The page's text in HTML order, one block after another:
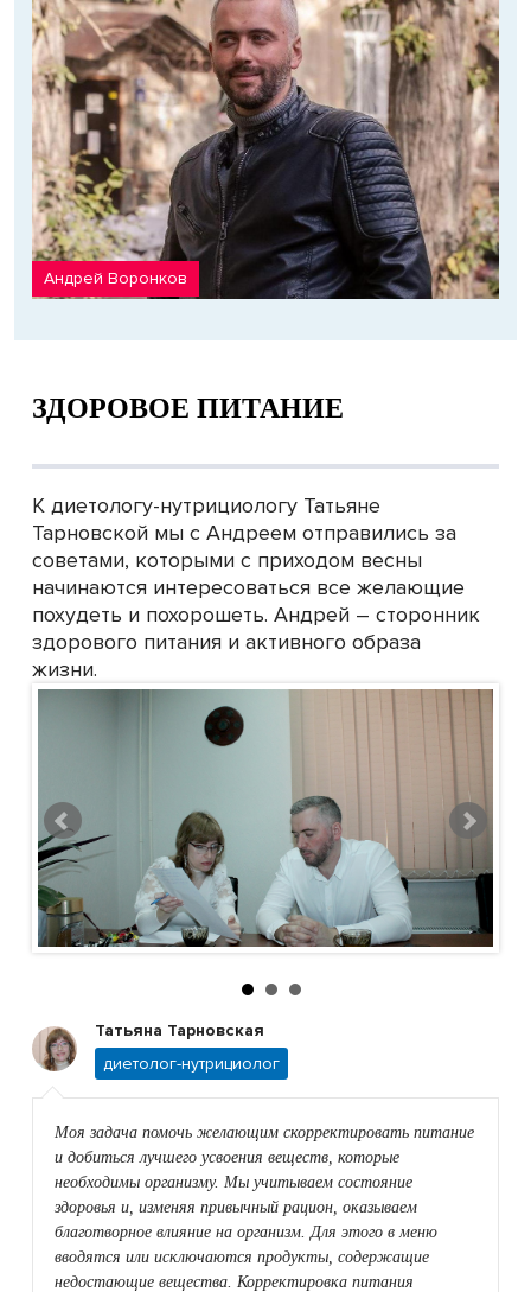
Андрей Воронков
ЗДОРОВОЕ ПИТАНИЕ
К диетологу-нутрициологу Татьяне
Тарновской мы с Андреем отправились за
советами, которыми с приходом весны
начинаются интересоваться все желающие
похудеть и похорошеть. Андрей – сторонник
здорового питания и активного образа
жизни.
Татьяна Тарновская
диетолог-нутрициолог
Моя задача помочь желающим скорректировать питание
и добиться лучшего усвоения веществ, которые
необходимы организму. Мы учитываем состояние
здоровья и, изменяя привычный рацион, оказываем
благотворное влияние на организм. Для этого в меню
вводятся или исключаются продукты, содержащие
недостающие вещества. Корректировка питания